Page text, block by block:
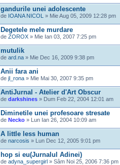
gandurile unei adolescente
de IOANA NICOL » Mie Aug 05, 2009 12:28 pm
Degetele mele murdare
de ZOROX » Mie Ian 03, 2007 7:25 pm
mutulik
de ard.na » Mie Dec 16, 2009 9:38 pm
Anii fara ani
de jl_rona » Mie Mai 30, 2007 9:35 pm
AntiJurnal - Atelier d'Art Obscur
de darkshines » Dum Feb 22, 2004 12:01 am
Diminetile unei profesoare stresate
de Necko » Lun Ian 26, 2004 10:09 am
A little less human
de narcosis » Lun Dec 12, 2005 9:01 pm
hop si eu(Jurnalul Adinei)
de adyna_supergirl » Sâm Noi 25, 2006 7:36 pm